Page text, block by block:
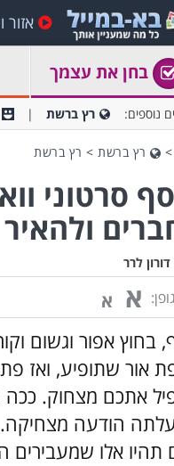
אזור
בחן את עצמך
נוספים: רץ ברשת
> רץ ברשת > רץ ברשת
סרטוני
דורון לרר
א א
בחוץ אפור וגשום
אור שתופיע, ואז
אתכם מצחוק. ככה
הודעה מצחיקה.
אלו שמעבירים